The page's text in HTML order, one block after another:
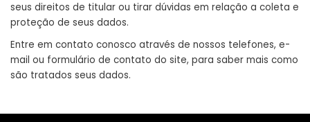
seus direitos de titular ou tirar dúvidas em relação a coleta e
proteção de seus dados.
Entre em contato conosco através de nossos telefones, e-
mail ou formulário de contato do site, para saber mais como
são tratados seus dados.